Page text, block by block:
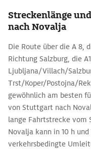
Streckenlänge
nach Novalja
Die Route über die A 8,
Richtung Salzburg, die
Ljubljana/Villach/
Trst/Koper/Postojna/
gewöhnlich am besten
von Stuttgart nach
lange Fahrtstrecke
Novalja kann in 10 h
verkehrsbedingte